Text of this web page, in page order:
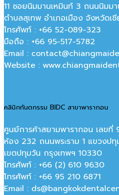
11 ซอยนิมมานเหมินท์ 3 ถนนนิมม
ตำบลสุเทพ อำเภอเมือง จังหวัดเ
โทรศัพท์ : +66 52-089-323
มือถือ : +66 95-517-5782
Email :
Website :
คลินิกทันตกรรม BIDC สาขาพารากอน
ศูนย์การค้าสยามพารากอน เลขที่
ห้อง 232 ถนนพระราม 1 แขวงปทุ
เขตปทุมวัน กรุงเทพฯ 10330
โทรศัพท์ : +66 (2) 610 9630
โทรศัพท์ : +66 95 210 6871
Email :